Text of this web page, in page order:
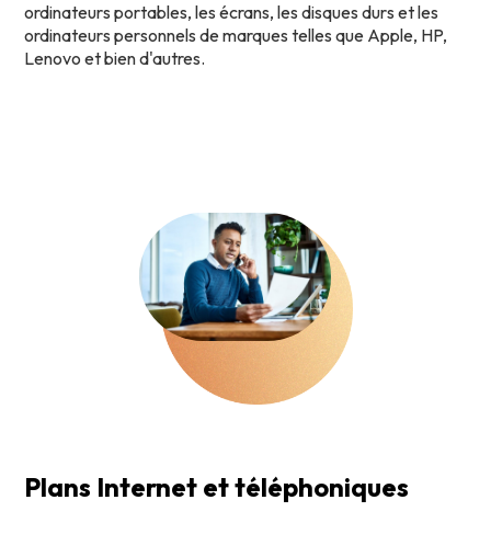
ordinateurs portables, les écrans, les disques durs et les
ordinateurs personnels de marques telles que Apple, HP,
Lenovo et bien d'autres.
Plans Internet et téléphoniques